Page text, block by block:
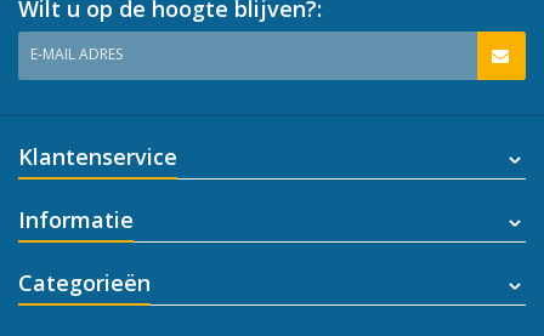
Wilt u op de hoogte blijven?:
E-MAIL ADRES
Klantenservice
Informatie
Categorieën